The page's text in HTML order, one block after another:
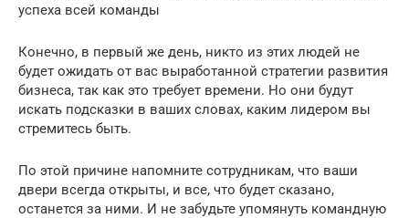
успеха всей команды
Конечно, в первый же день, никто из этих людей не
будет ожидать от вас выработанной стратегии развития
бизнеса, так как это требует времени. Но они будут
искать подсказки в ваших словах, каким лидером вы
стремитесь быть.
По этой причине напомните сотрудникам, что ваши
двери всегда открыты, и все, что будет сказано,
останется за ними. И не забудьте упомянуть командную